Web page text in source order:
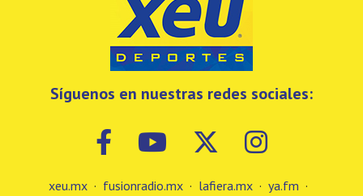
Síguenos en nuestras redes sociales:
xeu.mx · fusionradio.mx · lafiera.mx · ya.fm ·